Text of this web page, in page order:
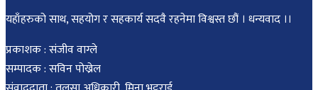
यहाँहरुको साथ, सहयोग र सहकार्य सदवै रहनेमा विश्वस्त छौं । धन्यवाद ।।
प्रकाशक : संजीव वाग्ले
सम्पादक : सविन पोख्रेल